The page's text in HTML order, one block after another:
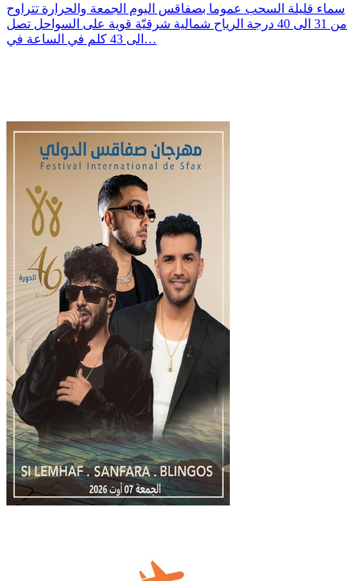
سماء قليلة السحب عموما بصفاقس اليوم الجمعة والحرارة تتراوح
من 31 الى 40 درجة الرياح شمالية شرقيّة قوية على السواحل تصل
الى 43 كلم في الساعة في…